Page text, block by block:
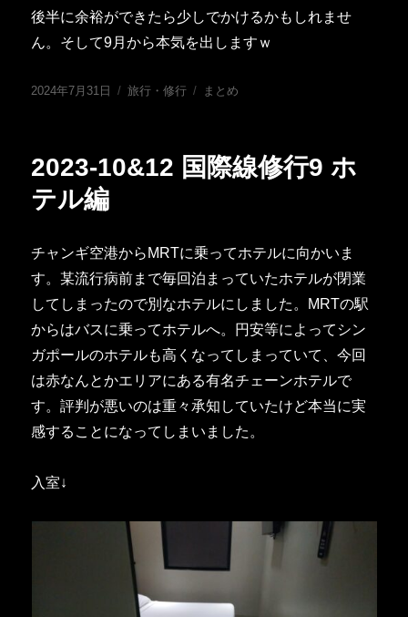
後半に余裕ができたら少しでかけるかもしれませ
ん。そして9月から本気を出しますｗ
投
2024年7月31日
カ
ー
旅行・修行
タ
まとめ
2023-10&12 国際線修行9 ホ
テル編
チャンギ空港からMRTに乗ってホテルに向かいま
す。某流行病前まで毎回泊まっていたホテルが閉業
してしまったので別なホテルにしました。MRTの駅
からはバスに乗ってホテルへ。円安等によってシン
ガポールのホテルも高くなってしまっていて、今回
は赤なんとかエリアにある有名チェーンホテルで
す。評判が悪いのは重々承知していたけど本当に実
感することになってしまいました。
入室↓